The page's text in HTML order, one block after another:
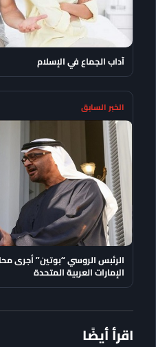
آداب الجماع في الإسلام
الخبر السابق
الرئبس الروسي “بوتين” أجرى
الإمارات العربية المتحدة
اقرأ أيضًا